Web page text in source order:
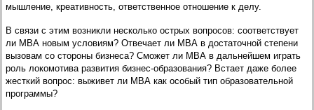
мышление, креативность, ответственное отношение к делу.
В связи с этим возникли несколько острых вопросов: соответствует
ли МВА новым условиям? Отвечает ли МВА в достаточной степени
вызовам со стороны бизнеса? Сможет ли МВА в дальнейшем играть
роль локомотива развития бизнес-образования? Встает даже более
жесткий вопрос: выживет ли МВА как особый тип образовательной
программы?